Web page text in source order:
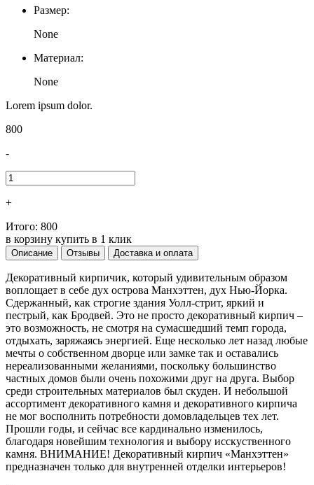
Размер:
None
Материал:
None
Lorem ipsum dolor.
800
-
+
Итого: 800
в корзину купить в 1 клик
Описание Отзывы Доставка и оплата
Декоративный кирпичик, который удивительным образом
воплощает в себе дух острова Манхэттен, дух Нью-Йорка.
Сдержанный, как строгие здания Уолл-стрит, яркий и
пестрый, как Бродвей. Это не просто декоративный кирпич –
это возможность, не смотря на сумасшедший темп города,
отдыхать, заряжаясь энергией. Еще несколько лет назад любые
мечты о собственном дворце или замке так и оставались
нереализованными желаниями, поскольку большинство
частных домов были очень похожими друг на друга. Выбор
среди строительных материалов был скуден. И небольшой
ассортимент декоративного камня и декоративного кирпича
не мог восполнить потребности домовладельцев тех лет.
Прошли годы, и сейчас все кардинально изменилось,
благодаря новейшим технология и выбору исскуственного
камня. ВНИМАНИЕ! Декоративный кирпич «Манхэттен»
предназначен только для внутренней отделки интерьеров!